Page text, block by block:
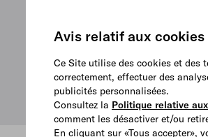
Avis relatif aux cookies
Ce Site utilise des cookies et des
correctement, effectuer des
publicités personnalisées.
Consultez la Politique relative
comment les désactiver et/ou
En cliquant sur «Tous accepter»,